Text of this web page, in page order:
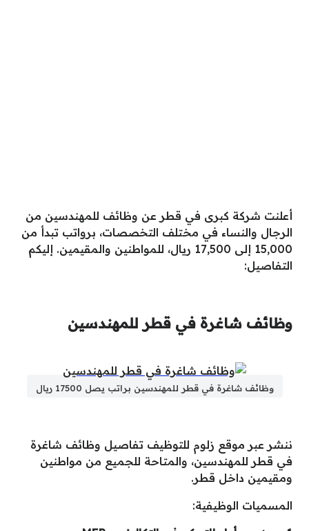
أعلنت شركة كبرى في قطر عن وظائف للمهندسين من
الرجال والنساء في مختلف التخصصات، برواتب تبدأ من
15,000 إلى 17,500 ريال، للمواطنين والمقيمين. إليكم
التفاصيل:
وظائف شاغرة في قطر للمهندسين
وظائف شاغرة في قطر للمهندسين براتب يصل 17500 ريال
ننشر عبر موقع زلوم للتوظيف تفاصيل وظائف شاغرة
في قطر للمهندسين، والمتاحة للجميع من مواطنين
ومقيمين داخل قطر.
المسميات الوظيفية: